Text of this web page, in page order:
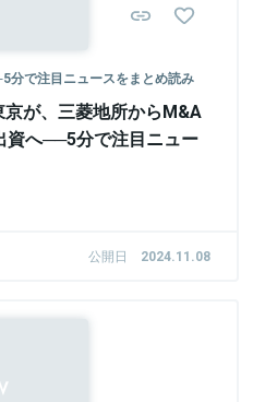
分で注目ニュースをまとめ読み
が、三菱地所からM&A
資へ──5分で注目ニュー
公開日 2024.11.08